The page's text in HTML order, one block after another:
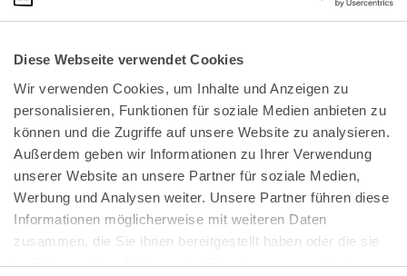
Diese Webseite verwendet Cookies
Wir verwenden Cookies, um Inhalte und Anzeigen zu
personalisieren, Funktionen für soziale Medien anbieten zu
können und die Zugriffe auf unsere Website zu analysieren.
Außerdem geben wir Informationen zu Ihrer Verwendung
unserer Website an unsere Partner für soziale Medien,
Werbung und Analysen weiter. Unsere Partner führen diese
Informationen möglicherweise mit weiteren Daten
zusammen, die Sie ihnen bereitgestellt haben oder die sie
im Rahmen Ihrer Nutzung der Dienste gesammelt haben.
Bundeskanzlerplatz 2
53113 Bonn
Pressemitteilungen|AGB
Impressum|Datenschutz